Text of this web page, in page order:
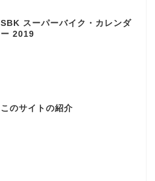
SBK スーパーバイク・カレンダ
ー 2019
このサイトの紹介